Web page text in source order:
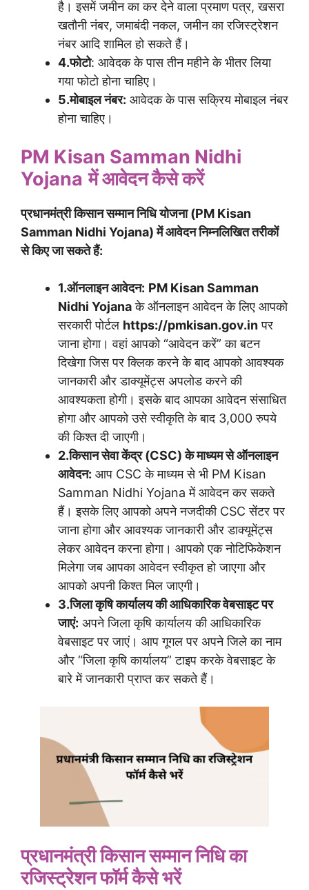
है। इसमें जमीन का कर देने वाला प्रमाण पत्र, खसरा
खतौनी नंबर, जमाबंदी नकल, जमीन का रजिस्ट्रेशन
नंबर आदि शामिल हो सकते हैं।
4.फोटो: आवेदक के पास तीन महीने के भीतर लिया
गया फोटो होना चाहिए।
5.मोबाइल नंबर: आवेदक के पास सक्रिय मोबाइल नंबर
होना चाहिए।
PM Kisan Samman Nidhi
Yojana में आवेदन कैसे करें
प्रधानमंत्री किसान सम्मान निधि योजना (PM Kisan
Samman Nidhi Yojana) में आवेदन निम्नलिखित तरीकों
से किए जा सकते हैं:
1.ऑनलाइन आवेदन: PM Kisan Samman
Nidhi Yojanaके ऑनलाइन आवेदन के लिए आपको
सरकारी पोर्टल https://pmkisan.gov.inपर
जाना होगा। वहां आपको “आवेदन करें” का बटन
दिखेगा जिस पर क्लिक करने के बाद आपको आवश्यक
जानकारी और डाक्यूमेंट्स अपलोड करने की
आवश्यकता होगी। इसके बाद आपका आवेदन संसाधित
होगा और आपको उसे स्वीकृति के बाद 3,000 रुपये
की किश्त दी जाएगी।
2.किसान सेवा केंद्र (CSC) के माध्यम से ऑनलाइन
आवेदन: आप CSC के माध्यम से भी PM Kisan
Samman Nidhi Yojana में आवेदन कर सकते
हैं। इसके लिए आपको अपने नजदीकी CSC सेंटर पर
जाना होगा और आवश्यक जानकारी और डाक्यूमेंट्स
लेकर आवेदन करना होगा। आपको एक नोटिफिकेशन
मिलेगा जब आपका आवेदन स्वीकृत हो जाएगा और
आपको अपनी किश्त मिल जाएगी।
3.जिला कृषि कार्यालय की आधिकारिक वेबसाइट पर
जाएं: अपने जिला कृषि कार्यालय की आधिकारिक
वेबसाइट पर जाएं। आप गूगल पर अपने जिले का नाम
और “जिला कृषि कार्यालय” टाइप करके वेबसाइट के
बारे में जानकारी प्राप्त कर सकते हैं।
प्रधानमंत्री किसान सम्मान निधि का
रजिस्ट्रेशन फॉर्म कैसे भरें